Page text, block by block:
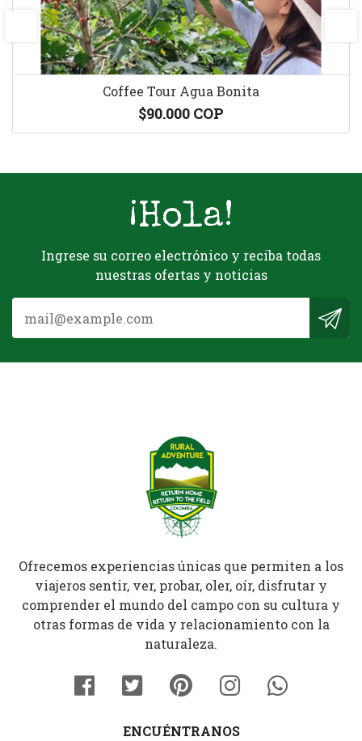
Coffee Tour Agua Bonita
$90.000 COP
¡Hola!
Ingrese su correo electrónico y reciba todas
nuestras ofertas y noticias
Ofrecemos experiencias únicas que permiten a los
viajeros sentir, ver, probar, oler, oír, disfrutar y
comprender el mundo del campo con su cultura y
otras formas de vida y relacionamiento con la
naturaleza.
ENCUÉNTRANOS